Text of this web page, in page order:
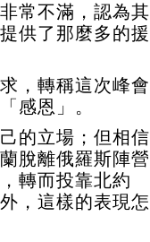
常不滿，認為其
供了那麼多的援
，轉稱這次峰會
感恩」。
的立場；但相信
脫離俄羅斯陣營
轉而投靠北約
，這樣的表現怎